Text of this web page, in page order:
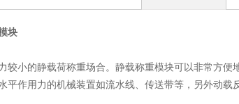
块
较小的静载荷称重场合。静载称重模块可以非常方便
平作用力的机械装置如流水线、传送带等，另外动载